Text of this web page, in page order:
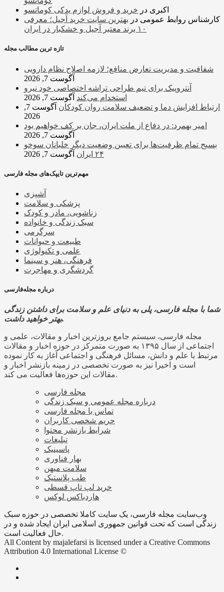
اکبری در خرید و فروش لوازم یدکی کوماتسو
کارشناس روابط عمومی در بهترین سایت خرید آجیل؛ معرفی
۱۰ برند معتبر آجیل و خشکبار در ایران
تازه ترین مطالب مجله
شفافیت و مدیریت تعارض منافع؛ لازمه اصلاح نظام دارویی
آگوست 7, 2026
آنتروپیک برای تیم طراحی تراشه اختصاصی خود نیرو
استخدام می‌کند آگوست 7, 2026
ارتباط افزایش دما و تضعیف سلامت روان کودکان
آگوست 7,
2026
امیر بهمرد: در دفاع از ملت ایران، جان بر کف خواهیم بود
آگوست 7, 2026
بسیج تمام ظرفیت‌ها برای تعیین وضعیت دیگر خلبانان سوخو
۲۴ ایران
آگوست 7, 2026
مهم‌ترین تایپک‌های مجله فارسی
آشپزی
پزشکی و سلامت
زناشویی، مادر و کودک
سبک زندگی و خانواده
سرگرمی
طبیعت و حیوانات
علمی و تکنولوژی
فرهنگی، هنر و سینما
گردشگری و مهاجرت
درباره مجله‌فارسی
شما با مجله فارسی، پلی به دنیای علم و سلامت برای داشتن زندگی
بهتر خواهید داشت.
مجله فارسی، سیستم جامع بروزترین اخبار و مقالات، علمی و
اجتماعی از سال ۱۳۹۵ به صورت متمرکز در حوزه اخبار و مقالات
مرتبط با علم و دانش، مسائل فرهنگی و اجتماعی آغاز به کار نموده
است و اخیرا نیز به صورت تخصصی در زمینه بازنشر اخبار و
مقالات این حوزه‌ها فعالیت می کند.
مجله فارسی
درباره مجله عمومی و سبک زندگی
تماس با مجله فارسی
حریم شخصی کاربران
شرایط بازنشر محتوا
تبلیغات
پاسینیک
بهار فناوری
سلامت میهن
طب پلاستیک
خرید لپ تاپ قسطی
هاردباکس لوکس
وب‌سایت مجله فارسی، یک سایت کاملا تخصصی در حوزه سبک
زندگی است که تحت قوانین جمهوری اسلامی ایران ایجاد شده و در
حال فعالیت است.
All Content by majalefarsi is licensed under a Creative Commons
Attribution 4.0 International License ©️